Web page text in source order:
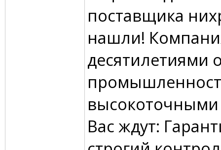
поставщика
нашли!
десятилетиями
Вас ждут: